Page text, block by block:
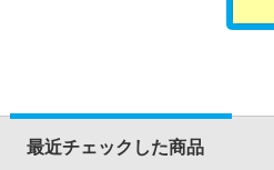
最近チェックした商品